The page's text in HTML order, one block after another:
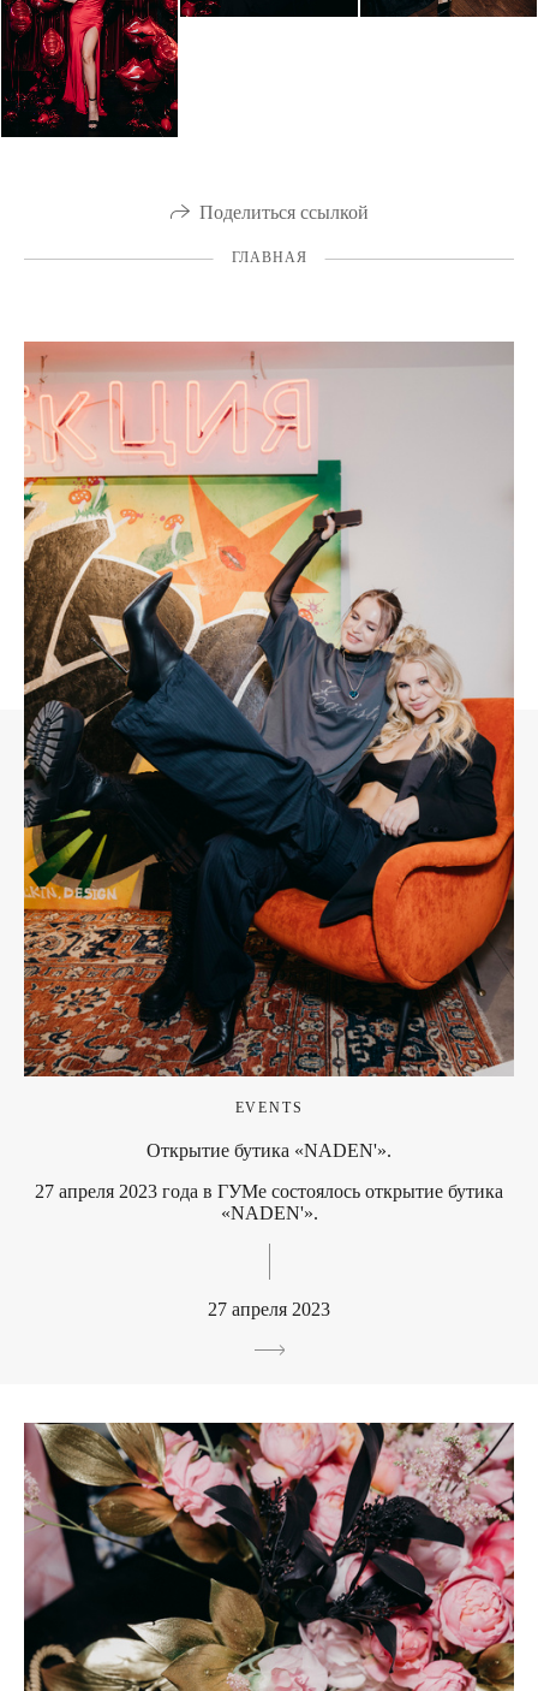
Поделиться ссылкой
ГЛАВНАЯ
EVENTS
Открытие бутика «NADEN'».
27 апреля 2023 года в ГУМе состоялось открытие бутика
«NADEN'».
27 апреля 2023